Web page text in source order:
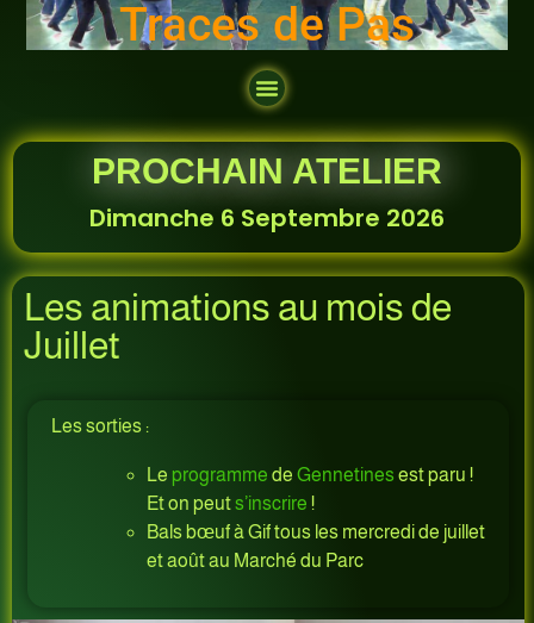
Traces de Pas
PROCHAIN ATELIER
Dimanche 6 Septembre 2026
Les animations au mois de
Juillet
Les sorties :
Le programme de Gennetinesest paru !
Et on peuts’inscrire !
Bals bœuf à Gif tous les mercredi de juillet
et août au Marché du Parc